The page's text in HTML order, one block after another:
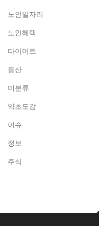
노인일자리
노인혜택
다이어트
등산
미분류
약초도감
이슈
정보
주식